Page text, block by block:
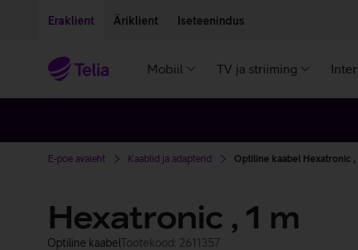
Eraklient Äriklient Iseteenindus
Mobiil TV ja striiming
E-poe avaleht Kaablid ja adapterid Optiline kaabel Hexatronic ,
Hexatronic , 1 m
Optiline kaabel Tootekood: 2611357